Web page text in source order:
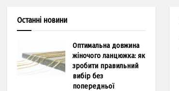
Останні новини
Оптимальна довжина
жіночого ланцюжка: як
зробити правильний
вибір без
попередньої